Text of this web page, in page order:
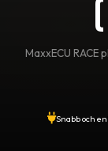
MaxxECU
Snabb och